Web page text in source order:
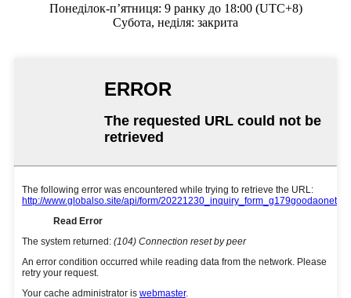
Понеділок-п’ятниця: 9 ранку до 18:00 (UTC+8)
Субота, неділя: закрита